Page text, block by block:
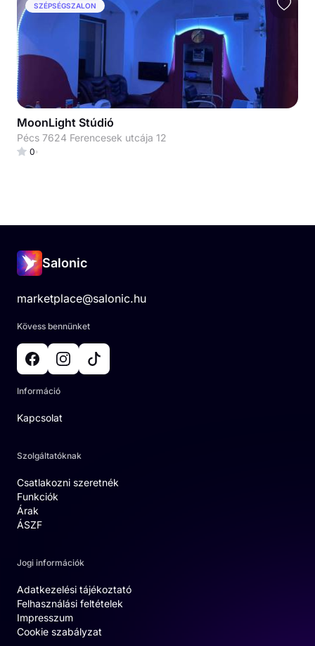
SZÉPSÉGSZALON
MoonLight Stúdió
Pécs 7624 Ferencesek utcája 12
0
Salonic
marketplace@salonic.hu
Kövess bennünket
Információ
Kapcsolat
Szolgáltatóknak
Csatlakozni szeretnék
Funkciók
Árak
ÁSZF
Jogi információk
Adatkezelési tájékoztató
Felhasználási feltételek
Impresszum
Cookie szabályzat